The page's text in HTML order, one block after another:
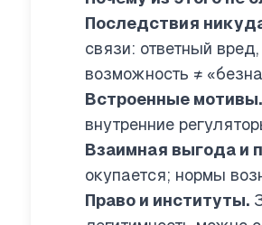
Последствия
связи: ответный
возможность ≠
Встроенные мотивы.
внутренние
Взаимная выгода и
окупается; нормы
Право и институты.